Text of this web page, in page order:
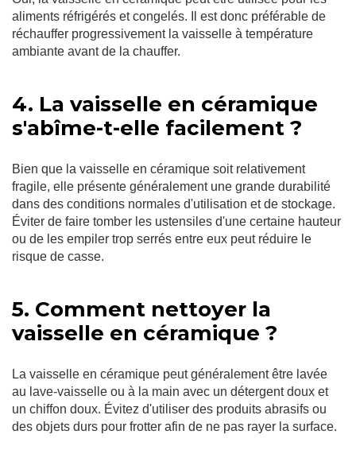
aliments réfrigérés et congelés. Il est donc préférable de
réchauffer progressivement la vaisselle à température
ambiante avant de la chauffer.
4. La vaisselle en céramique
s'abîme-t-elle facilement ?
Bien que la vaisselle en céramique soit relativement
fragile, elle présente généralement une grande durabilité
dans des conditions normales d'utilisation et de stockage.
Éviter de faire tomber les ustensiles d'une certaine hauteur
ou de les empiler trop serrés entre eux peut réduire le
risque de casse.
5. Comment nettoyer la
vaisselle en céramique ?
La vaisselle en céramique peut généralement être lavée
au lave-vaisselle ou à la main avec un détergent doux et
un chiffon doux. Évitez d'utiliser des produits abrasifs ou
des objets durs pour frotter afin de ne pas rayer la surface.